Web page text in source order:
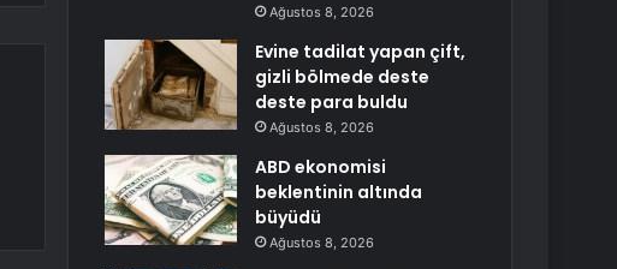
Ağustos 8, 2026
Evine tadilat yapan çift,
gizli bölmede deste
deste para buldu
Ağustos 8, 2026
ABD ekonomisi
beklentinin altında
büyüdü
Ağustos 8, 2026